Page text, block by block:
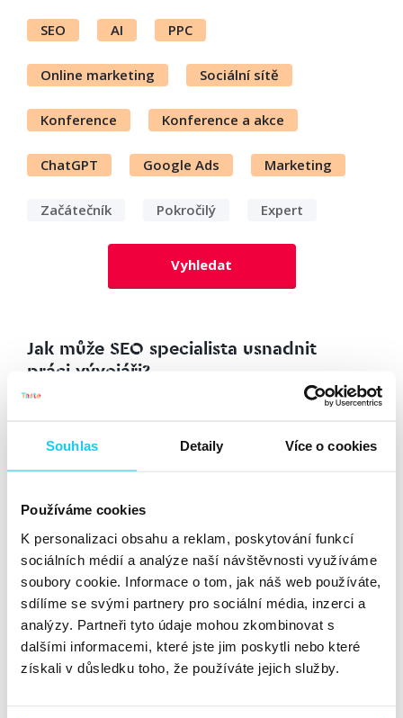
Souhlas Detaily Více o cookies
Používáme cookies
K personalizaci obsahu a reklam, poskytování funkcí
sociálních médií a analýze naší návštěvnosti využíváme
soubory cookie. Informace o tom, jak náš web používáte,
sdílíme se svými partnery pro sociální média, inzerci a
analýzy. Partneři tyto údaje mohou zkombinovat s
dalšími informacemi, které jste jim poskytli nebo které
získali v důsledku toho, že používáte jejich služby.
SEO AI PPC
Online marketing Sociální sítě
Konference Konference a akce
ChatGPT Google Ads Marketing
Začátečník Pokročilý Expert
Vyhledat
Jak může SEO specialista usnadnit
práci vývojáři?
Dominika Mašková SEO 13. 3. 2020
jiný než ostatní. Tentokrát se nejednalo o diskuzi nad
další novinkou v SEO, ale nad mnohdy komplikovaným
vztahem SEO specialista vs. vývojář. Řešily se klasické
případy, kdy SEO specialisté chtějí po vývojáři...
Číst dále »
Google testuje nové snippety. Co to